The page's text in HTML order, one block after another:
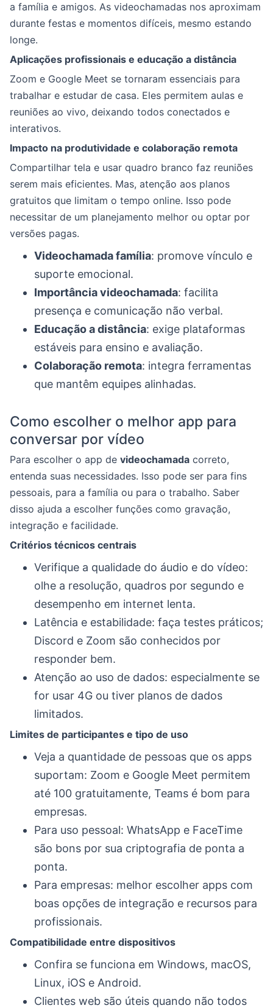
a família e amigos. As videochamadas nos aproximam
durante festas e momentos difíceis, mesmo estando
longe.
Aplicações profissionais e educação a distância
Zoom e Google Meet se tornaram essenciais para
trabalhar e estudar de casa. Eles permitem aulas e
reuniões ao vivo, deixando todos conectados e
interativos.
Impacto na produtividade e colaboração remota
Compartilhar tela e usar quadro branco faz reuniões
serem mais eficientes. Mas, atenção aos planos
gratuitos que limitam o tempo online. Isso pode
necessitar de um planejamento melhor ou optar por
versões pagas.
Videochamada família: promove vínculo e
suporte emocional.
Importância videochamada: facilita
presença e comunicação não verbal.
Educação a distância: exige plataformas
estáveis para ensino e avaliação.
Colaboração remota: integra ferramentas
que mantêm equipes alinhadas.
Como escolher o melhor app para
conversar por vídeo
Para escolher o app de videochamada correto,
entenda suas necessidades. Isso pode ser para fins
pessoais, para a família ou para o trabalho. Saber
disso ajuda a escolher funções como gravação,
integração e facilidade.
Critérios técnicos centrais
Verifique a qualidade do áudio e do vídeo:
olhe a resolução, quadros por segundo e
desempenho em internet lenta.
Latência e estabilidade: faça testes práticos;
Discord e Zoom são conhecidos por
responder bem.
Atenção ao uso de dados: especialmente se
for usar 4G ou tiver planos de dados
limitados.
Limites de participantes e tipo de uso
Veja a quantidade de pessoas que os apps
suportam: Zoom e Google Meet permitem
até 100 gratuitamente, Teams é bom para
empresas.
Para uso pessoal: WhatsApp e FaceTime
são bons por sua criptografia de ponta a
ponta.
Para empresas: melhor escolher apps com
boas opções de integração e recursos para
profissionais.
Compatibilidade entre dispositivos
Confira se funciona em Windows, macOS,
Linux, iOS e Android.
Clientes web são úteis quando não todos